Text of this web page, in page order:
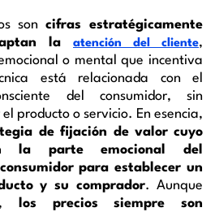
son cifras estratégicamente
la atención del cliente,
o mental que incentiva
está relacionada con el
del consumidor, sin
producto o servicio. En esencia,
de fijación de valor cuyo
parte emocional del
para establecer un
y su comprador. Aunque
los precios siempre son